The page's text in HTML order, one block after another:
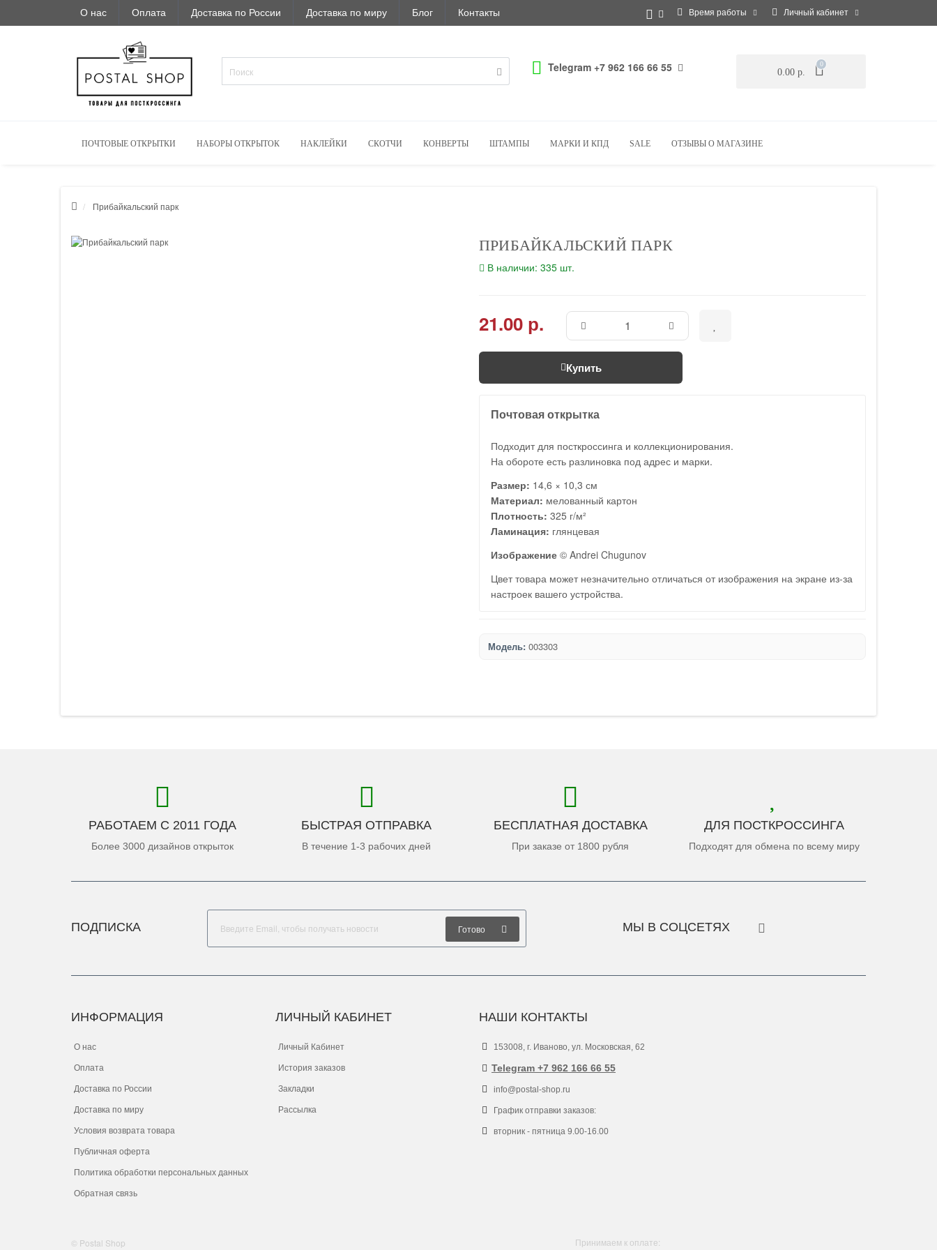
О нас Оплата Доставка по России Доставка по миру Блог Контакты Время работы Личный кабинет
Telegram +7 962 166 66 55 0.00 р.
0
ПОЧТОВЫЕ ОТКРЫТКИ НАБОРЫ ОТКРЫТОК НАКЛЕЙКИ СКОТЧИ КОНВЕРТЫ ШТАМПЫ МАРКИ И КПД SALE ОТЗЫВЫ О МАГАЗИНЕ
Прибайкальский парк
ПРИБАЙКАЛЬСКИЙ ПАРК
В наличии: 335 шт.
21.00 р.
Купить
Почтовая открытка
Подходит для посткроссинга и коллекционирования.
На обороте есть разлиновка под адрес и марки.
Размер: 14,6 × 10,3 см
Материал: мелованный картон
Плотность: 325 г/м²
Ламинация: глянцевая
Изображение © Andrei Chugunov
Цвет товара может незначительно отличаться от изображения на экране из-за
настроек вашего устройства.
Модель: 003303
РАБОТАЕМ С 2011 ГОДА
Более 3000 дизайнов открыток
БЫСТРАЯ ОТПРАВКА
В течение 1-3 рабочих дней
БЕСПЛАТНАЯ ДОСТАВКА
При заказе от 1800 рубля
ДЛЯ ПОСТКРОССИНГА
Подходят для обмена по всему миру
ПОДПИСКА Готово МЫ В СОЦСЕТЯХ
ИНФОРМАЦИЯ
О нас
Оплата
Доставка по России
Доставка по миру
Условия возврата товара
Публичная оферта
Политика обработки персональных данных
Обратная связь
ЛИЧНЫЙ КАБИНЕТ
Личный Кабинет
История заказов
Закладки
Рассылка
НАШИ КОНТАКТЫ
153008, г. Иваново, ул. Московская, 62
Telegram +7 962 166 66 55
info@postal-shop.ru
График отправки заказов:
вторник - пятница 9.00-16.00
© Postal Shop Принимаем к оплате: